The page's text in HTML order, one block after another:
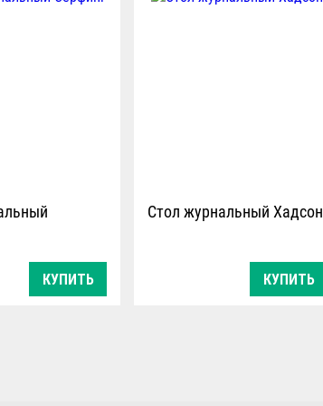
КУПИТЬ
Стол журнальный Хадсон
КУПИТЬ